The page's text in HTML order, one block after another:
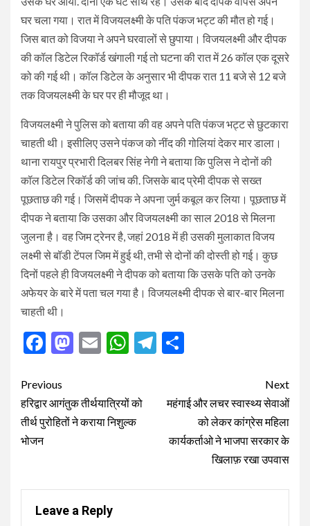
घर चला गया। रात में विजयलक्ष्मी के पति पंकज भट्ट की मौत हो गई।
जिस बात को विजया ने अपने घरवालों से छुपाया। विजयलक्ष्मी और दीपक
की कॉल डिटेल रिकॉर्ड खंगाली गई तो घटना की रात में 26 कॉल एक दूसरे
को की गई थी। कॉल डिटेल के अनुसार भी दीपक रात 11 बजे से 12 बजे
तक विजयलक्ष्मी के घर पर ही मौजूद था।
विजयलक्ष्मी ने पुलिस को बताया की वह अपने पति पंकज भट्ट से छुटकारा
चाहती थी। इसीलिए उसने पंकज को नींद की गोलियां देकर मार डाला।
थाना रायपुर प्रभारी दिलबर सिंह नेगी ने बताया कि पुलिस ने दोनों की
कॉल डिटेल रिकॉर्ड की जांच की. जिसके बाद प्रेमी दीपक से सख्त
पूछताछ की गई। जिसमें दीपक ने अपना जुर्म कबूल कर लिया। पूछताछ में
दीपक ने बताया कि उसका और विजयलक्ष्मी का साल 2018 से मिलना
जुलना है। वह जिम ट्रेनर है, जहां 2018 में ही उसकी मुलाकात विजय
लक्ष्मी से बॉडी टेंपल जिम में हुई थी, तभी से दोनों की दोस्ती हो गई। कुछ
दिनों पहले ही विजयलक्ष्मी ने दीपक को बताया कि उसके पति को उनके
अफेयर के बारे में पता चल गया है। विजयलक्ष्मी दीपक से बार-बार मिलना
चाहती थी।
Facebook
Mastodon
EmailWhatsApp
Telegram
Post
navigation
Previous
हरिद्वार आगंतुक तीर्थयात्रियों को
तीर्थ पुरोहितों ने कराया निशुल्क
भोजन
Next
महंगाई और लचर स्वास्थ्य सेवाओं
को लेकर कांग्रेस महिला
कार्यकर्ताओ ने भाजपा सरकार के
खिलाफ़ रखा उपवास
Leave a Reply